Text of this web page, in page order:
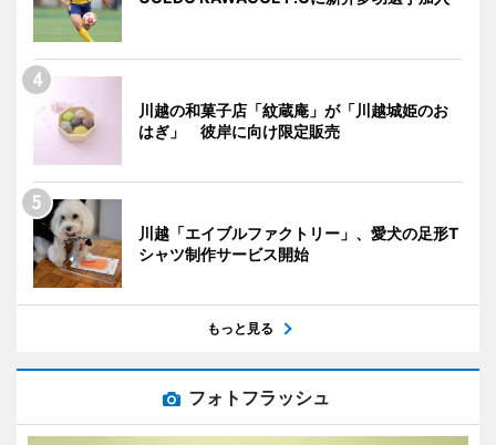
川越の和菓子店「紋蔵庵」が「川越城姫のお
はぎ」 彼岸に向け限定販売
川越「エイブルファクトリー」、愛犬の足形T
シャツ制作サービス開始
もっと見る
フォトフラッシュ